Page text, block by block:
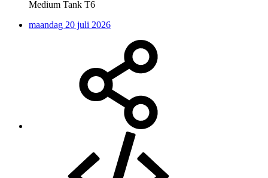
Medium Tank T6
maandag 20 juli 2026